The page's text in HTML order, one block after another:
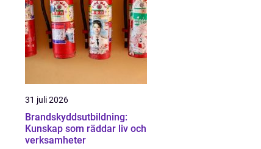
31 juli 2026
Brandskyddsutbildning:
Kunskap som räddar liv och
verksamheter